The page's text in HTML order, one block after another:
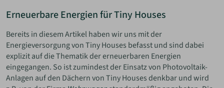
Erneuerbare Energien für Tiny Houses
Bereits in diesem Artikel haben wir uns mit der
Energieversorgung von Tiny Houses befasst und sind dabei
explizit auf die Thematik der erneuerbaren Energien
eingegangen. So ist zumindest der Einsatz von Photovoltaik-
Anlagen auf den Dächern von Tiny Houses denkbar und wird